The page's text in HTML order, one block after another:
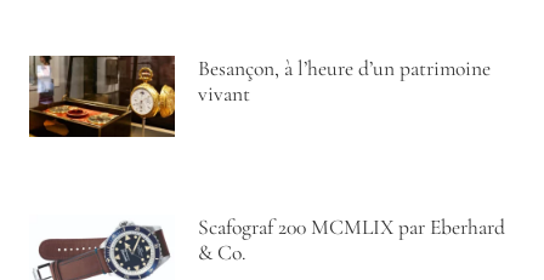
Besançon, à l’heure d’un patrimoine
vivant
Scafograf 200 MCMLIX par Eberhard
& Co.